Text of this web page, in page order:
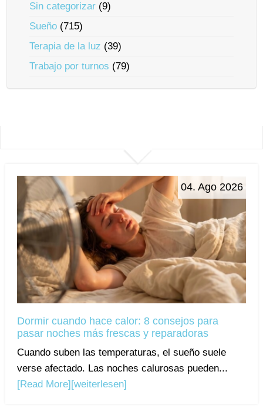
Sin categorizar (9)
Sueño (715)
Terapia de la luz (39)
Trabajo por turnos (79)
04. Ago 2026
Dormir cuando hace calor: 8 consejos para
pasar noches más frescas y reparadoras
Cuando suben las temperaturas, el sueño suele
verse afectado. Las noches calurosas pueden...
[Read More] [weiterlesen]